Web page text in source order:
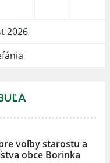
2026
voľby starostu a
obce Borinka